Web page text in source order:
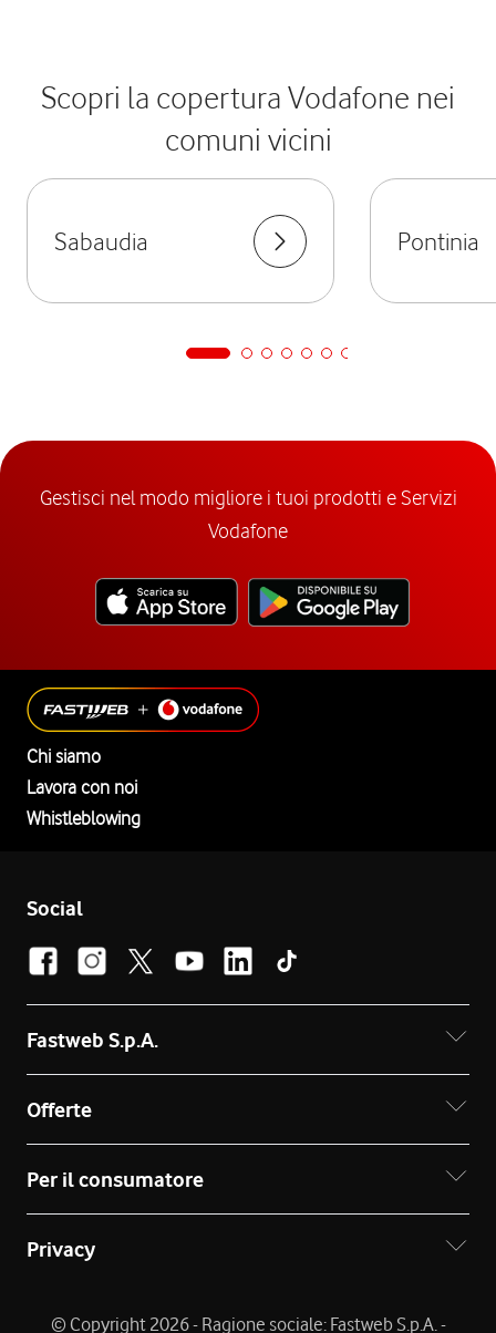
Scopri la copertura Vodafone nei
comuni vicini
Sabaudia Pontinia
Gestisci nel modo migliore i tuoi prodotti e Servizi
Vodafone
Chi siamo
Lavora con noi
Whistleblowing
Social
Fastweb S.p.A.
Offerte
Per il consumatore
Privacy
© Copyright 2026 - Ragione sociale: Fastweb S.p.A. -